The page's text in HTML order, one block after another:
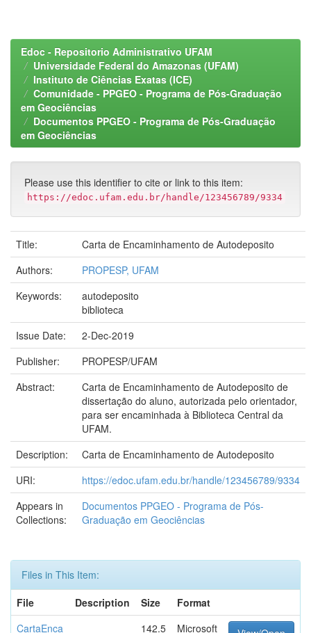
Edoc - Repositorio Administrativo UFAM
Universidade Federal do Amazonas (UFAM)
Instituto de Ciências Exatas (ICE)
Comunidade - PPGEO - Programa de Pós-Graduação
em Geociências
Documentos PPGEO - Programa de Pós-Graduação
em Geociências
Please use this identifier to cite or link to this item:
https://edoc.ufam.edu.br/handle/123456789/9334
Title:
Carta de Encaminhamento de Autodeposito
Authors:
PROPESP, UFAM
Keywords:
autodeposito
biblioteca
Issue Date:
2-Dec-2019
Publisher:
PROPESP/UFAM
Abstract:
Carta de Encaminhamento de Autodeposito de
dissertação do aluno, autorizada pelo orientador,
para ser encaminhada à Biblioteca Central da
UFAM.
Description:
Carta de Encaminhamento de Autodeposito
URI:
https://edoc.ufam.edu.br/handle/123456789/9334
Appears in
Collections:
Documentos PPGEO - Programa de Pós-
Graduação em Geociências
Files in This Item:
File
Description Size
Format
CartaEnca
142.5 Microsoft